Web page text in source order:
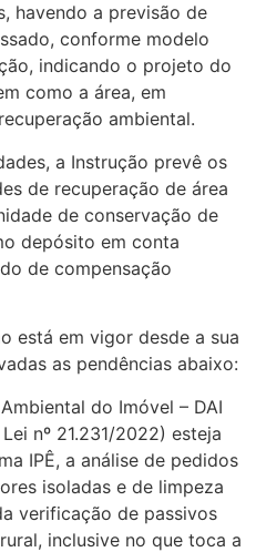
havendo a previsão de
conforme modelo
indicando o projeto do
como a área, em
ambiental.
a Instrução prevê os
de recuperação de área
de conservação de
depósito em conta
de compensação
está em vigor desde a sua
as pendências abaixo:
do Imóvel – DAI
nº 21.231/2022) esteja
IPÊ, a análise de pedidos
isoladas e de limpeza
verificação de passivos
inclusive no que toca a